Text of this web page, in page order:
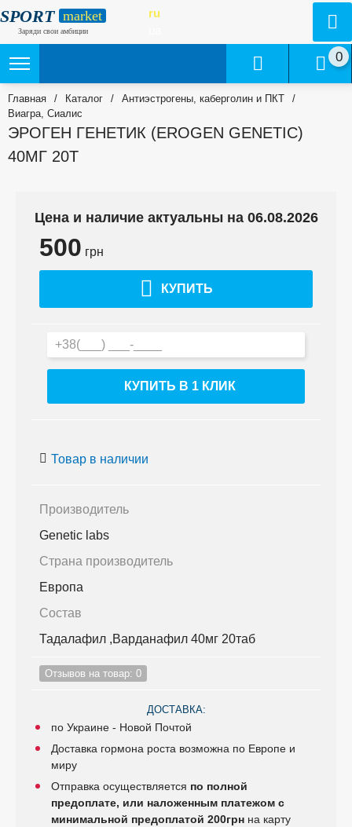
SPORT market
Заряди свои амбиции
ru
0
Главная / Каталог / Антиэстрогены, каберголин и ПКТ
/
Виагра, Сиалис
ЭРОГЕН ГЕНЕТИК (EROGEN GENETIC)
40МГ 20Т
Цена и наличие актуальны на 06.08.2026
500 грн
КУПИТЬ
КУПИТЬ В 1 КЛИК
Товар в наличии
Производитель
Genetic labs
Страна производитель
Европа
Состав
Тадалафил ,Варданафил 40мг 20таб
Отзывов на товар: 0
ДОСТАВКА:
по Украине - Новой Почтой
Доставка гормона роста возможна по Европе и
миру
Отправка осуществляется по полной
предоплате, или наложенным платежом с
минимальной предоплатой 200грн на карту